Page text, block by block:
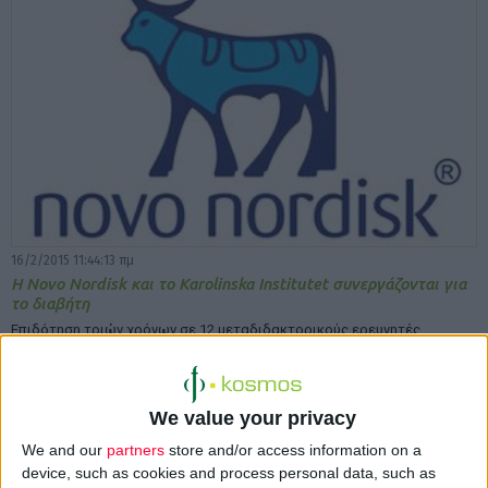
We value your privacy
We and our partners store and/or access information on a
device, such as cookies and process personal data, such as
16/2/2015 11:44:13 πμ
Η Novo Nordisk και το Karolinska Institutet συνεργάζονται για
το διαβήτη
Επιδότηση τριών χρόνων σε 12 μεταδιδακτορικούς ερευνητές